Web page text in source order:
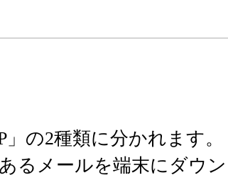
の2種類に分かれます。
るメールを端末にダウ